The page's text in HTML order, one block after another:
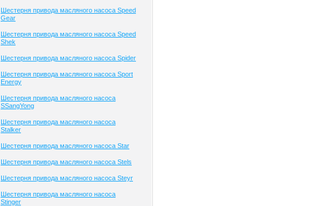
Шестерня привода масляного насоса Speed
Gear
Шестерня привода масляного насоса Speed
Shek
Шестерня привода масляного насоса Spider
Шестерня привода масляного насоса Sport
Energy
Шестерня привода масляного насоса
SSangYong
Шестерня привода масляного насоса
Stalker
Шестерня привода масляного насоса Star
Шестерня привода масляного насоса Stels
Шестерня привода масляного насоса Steyr
Шестерня привода масляного насоса
Stinger